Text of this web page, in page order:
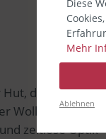
der durch
Wolle, bietet er
zeitlose Optik
Diese
Mehr
Ablehnen